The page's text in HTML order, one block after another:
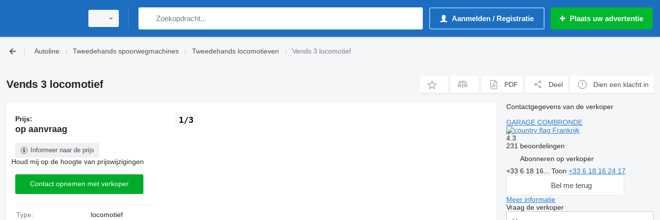
Aanmelden / Registratie Plaats uw advertentie
Autoline Tweedehands spoorwegmachines Tweedehands locomotieven Vends 3 locomotief
Vends 3 locomotief PDF Deel Dien een klacht in
1/3
Prijs:
op aanvraag
Informeer naar de prijs
Houd mij op de hoogte van prijswijzigingen
Contact opnemen met verkoper
Type: locomotief
Contactgegevens van de verkoper
GARAGE COMBRONDE
Frankrijk
4.3
231 beoordelingen
Abonneren op verkoper
+33 6 18 16...Toon+33 6 18 16 24 17
Bel me terug
Meer informatie
Vraag de verkoper